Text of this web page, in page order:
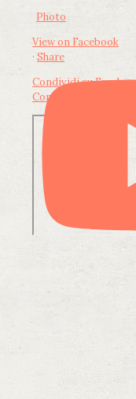
Photo
View on Facebook
· Share
Condividi su
Condividi su LinkedIn